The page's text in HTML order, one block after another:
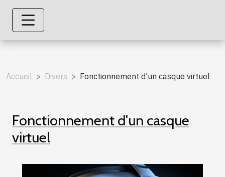
Accueil Divers Fonctionnement d'un casque virtuel
Fonctionnement d'un casque
virtuel